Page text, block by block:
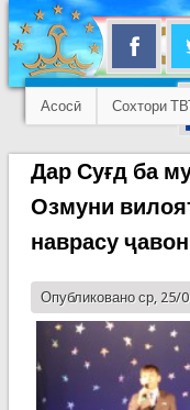
Асосӣ Сохтори
Дар Суғд ба
Озмуни
наврасу
Опубликовано ср, 25/